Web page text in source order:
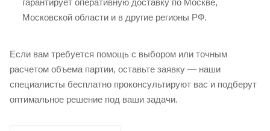
гарантирует оперативную доставку по Москве,
Московской области и в другие регионы РФ.
Если вам требуется помощь с выбором или точным
расчетом объема партии, оставьте заявку — наши
специалисты бесплатно проконсультируют вас и подберут
оптимальное решение под ваши задачи.